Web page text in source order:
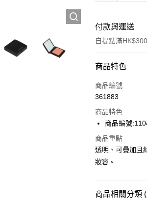
付款與運送
自提點滿
付款方式
信用卡
AlipayHK
PayMe
商品特色
商品編號
361883
商品特色
商品編號
商品重點
透明、可疊加且
妝容。
商品相關分類